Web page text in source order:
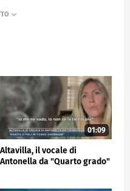
01:09
Altavilla, il vocale di
Antonella da "Quarto grado"